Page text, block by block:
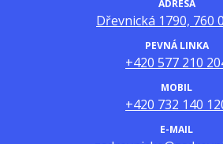
ADRESA
Dřevnická 1790, 760
PEVNÁ LINKA
+420 577 210
MOBIL
+420 732 140
E-MAIL